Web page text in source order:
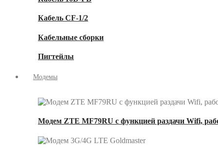
Кабель CF-1/2
Кабельные сборки
Пигтейлы
Модемы
Модем ZTE MF79RU с функцией раздачи Wifi,